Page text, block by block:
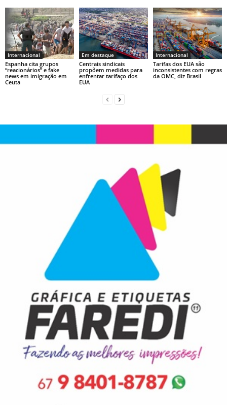
Internacional
Espanha cita grupos
“reacionários” e fake
news em imigração em
Ceuta
Em destaque
Centrais sindicais
propõem medidas para
enfrentar tarifaço dos
EUA
Internacional
Tarifas dos EUA são
inconsistentes com regras
da OMC, diz Brasil